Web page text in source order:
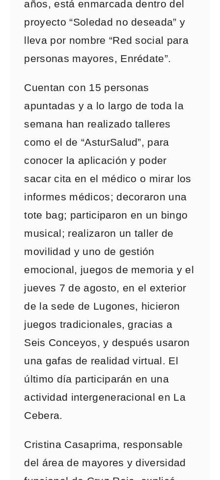
años, está enmarcada dentro del
proyecto “Soledad no deseada” y
lleva por nombre “Red social para
personas mayores, Enrédate”.
Cuentan con 15 personas
apuntadas y a lo largo de toda la
semana han realizado talleres
como el de “AsturSalud”, para
conocer la aplicación y poder
sacar cita en el médico o mirar los
informes médicos; decoraron una
tote bag; participaron en un bingo
musical; realizaron un taller de
movilidad y uno de gestión
emocional, juegos de memoria y el
jueves 7 de agosto, en el exterior
de la sede de Lugones, hicieron
juegos tradicionales, gracias a
Seis Conceyos, y después usaron
una gafas de realidad virtual. El
último día participarán en una
actividad intergeneracional en La
Cebera.
Cristina Casaprima, responsable
del área de mayores y diversidad